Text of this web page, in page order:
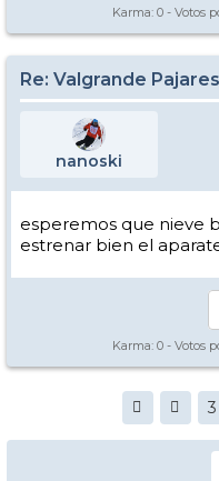
Karma: 0 - Votos
Re: Valgrande
nanoski
esperemos que nieve
estrenar bien el
Karma: 0 - Votos
3